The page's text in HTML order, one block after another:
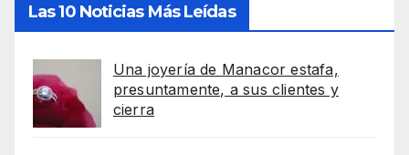
Las 10 Noticias Más Leídas
Una joyería de Manacor estafa,
presuntamente, a sus clientes y
cierra